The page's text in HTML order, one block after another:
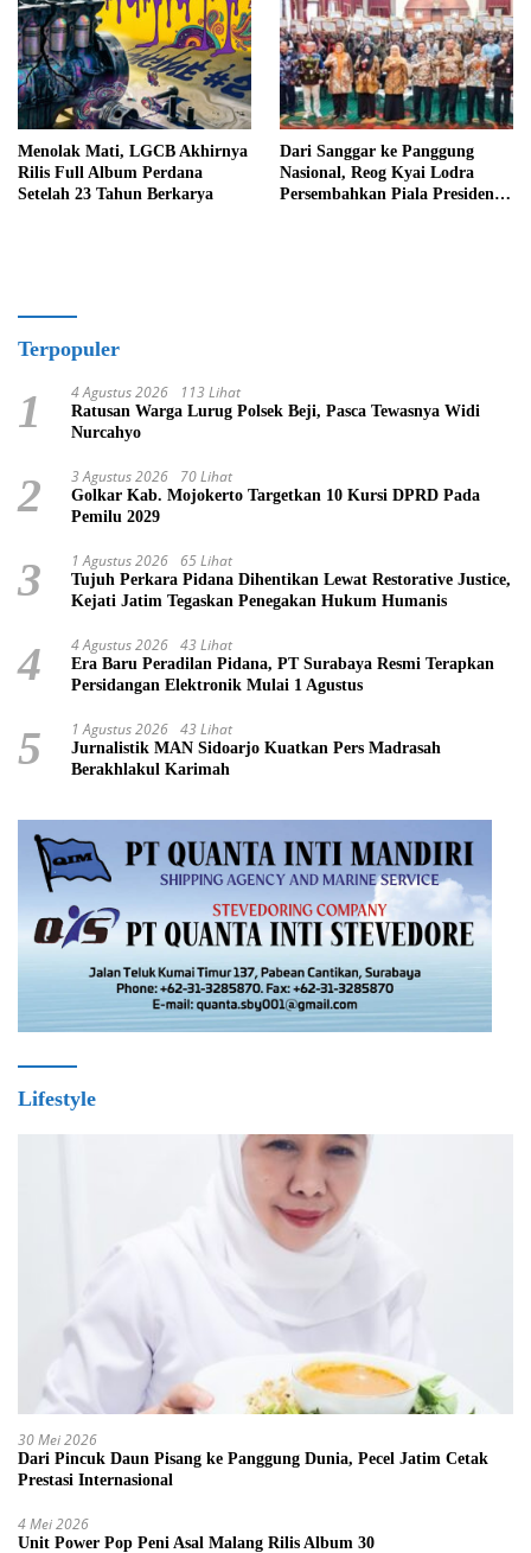
Menolak Mati, LGCB Akhirnya
Rilis Full Album Perdana
Setelah 23 Tahun Berkarya
Dari Sanggar ke Panggung
Nasional, Reog Kyai Lodra
Persembahkan Piala Presiden
Terpopuler
1 4 Agustus 2026 113 Lihat
Ratusan Warga Lurug Polsek Beji, Pasca Tewasnya Widi
Nurcahyo
2 3 Agustus 2026 70 Lihat
Golkar Kab. Mojokerto Targetkan 10 Kursi DPRD Pada
Pemilu 2029
3 1 Agustus 2026 65 Lihat
Tujuh Perkara Pidana Dihentikan Lewat Restorative Justice,
Kejati Jatim Tegaskan Penegakan Hukum Humanis
4 4 Agustus 2026 43 Lihat
Era Baru Peradilan Pidana, PT Surabaya Resmi Terapkan
Persidangan Elektronik Mulai 1 Agustus
5 1 Agustus 2026 43 Lihat
Jurnalistik MAN Sidoarjo Kuatkan Pers Madrasah
Berakhlakul Karimah
Lifestyle
30 Mei 2026
Dari Pincuk Daun Pisang ke Panggung Dunia, Pecel Jatim Cetak
Prestasi Internasional
4 Mei 2026
Unit Power Pop Peni Asal Malang Rilis Album 30